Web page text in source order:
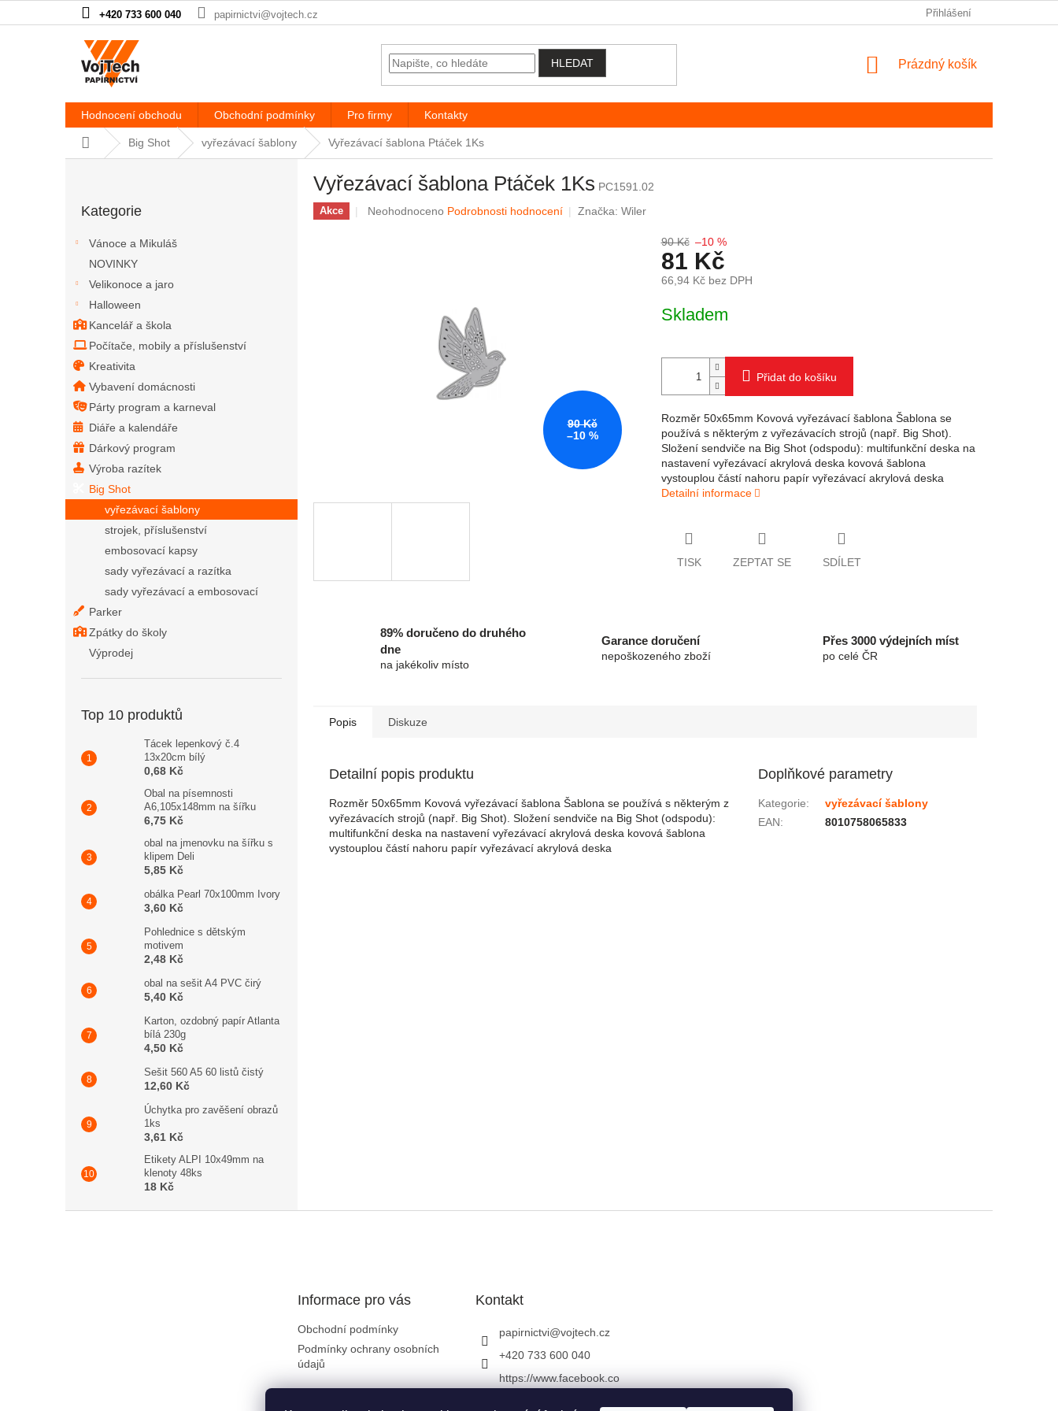
+420 733 600 040 papirnictvi@vojtech.cz Přihlášení
HLEDAT NÁKUPNÍ KOŠÍK
Prázdný košík
Hodnocení obchodu Obchodní podmínky Pro firmy Kontakty
Domů Big Shot vyřezávací šablony Vyřezávací šablona Ptáček 1Ks
Kategorie
Vánoce a Mikuláš
NOVINKY
Velikonoce a jaro
Halloween
Kancelář a škola
Počítače, mobily a příslušenství
Kreativita
Vybavení domácnosti
Párty program a karneval
Diáře a kalendáře
Dárkový program
Výroba razítek
Big Shot
vyřezávací šablony
strojek, příslušenství
embosovací kapsy
sady vyřezávací a razítka
sady vyřezávací a embosovací
Parker
Zpátky do školy
Výprodej
Top 10 produktů
Tácek lepenkový č.4
13x20cm bílý
0,68 Kč
Obal na písemnosti
A6,105x148mm na šířku
6,75 Kč
obal na jmenovku na šířku s
klipem Deli
5,85 Kč
obálka Pearl 70x100mm Ivory
3,60 Kč
Pohlednice s dětským
motivem
2,48 Kč
obal na sešit A4 PVC čirý
5,40 Kč
Karton, ozdobný papír Atlanta
bílá 230g
4,50 Kč
Sešit 560 A5 60 listů čistý
12,60 Kč
Úchytka pro zavěšení obrazů
1ks
3,61 Kč
Etikety ALPI 10x49mm na
klenoty 48ks
18 Kč
Vyřezávací šablona Ptáček 1Ks PC1591.02
Akce Průměrné hodnocení produktu je 0,0 z 5 hvězdiček.
Neohodnoceno Podrobnosti hodnocení Značka: Wiler
90 Kč
–10 %
90 Kč –10 %
81 Kč
66,94 Kč bez DPH
Skladem
Přidat do košíku
Rozměr 50x65mm Kovová vyřezávací šablona Šablona se
používá s některým z vyřezávacích strojů (např. Big Shot).
Složení sendviče na Big Shot (odspodu): multifunkční deska na
nastavení vyřezávací akrylová deska kovová šablona
vystouplou částí nahoru papír vyřezávací akrylová deska
Detailní informace
TISK ZEPTAT SE SDÍLET
89% doručeno do druhého
dne
na jakékoliv místo
Garance doručení
nepoškozeného zboží
Přes 3000 výdejních míst
po celé ČR
Popis Diskuze
Detailní popis produktu
Rozměr 50x65mm Kovová vyřezávací šablona Šablona se používá s některým z
vyřezávacích strojů (např. Big Shot). Složení sendviče na Big Shot (odspodu):
multifunkční deska na nastavení vyřezávací akrylová deska kovová šablona
vystouplou částí nahoru papír vyřezávací akrylová deska
Doplňkové parametry
Kategorie:
vyřezávací šablony
EAN: 8010758065833
Informace pro vás
Obchodní podmínky
Podmínky ochrany osobních
údajů
Kontakt
papirnictvi@vojtech.cz
+420 733 600 040
https://www.facebook.co